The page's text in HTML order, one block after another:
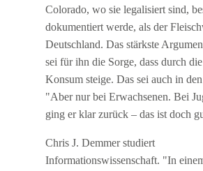
Colorado, wo sie legalisiert sind,
dokumentiert werde, als der
Deutschland. Das stärkste
sei für ihn die Sorge, dass durch
Konsum steige. Das sei auch in
"Aber nur bei Erwachsenen. Bei
ging er klar zurück – das ist doch
Chris J. Demmer studiert
Informationswissenschaft. "In